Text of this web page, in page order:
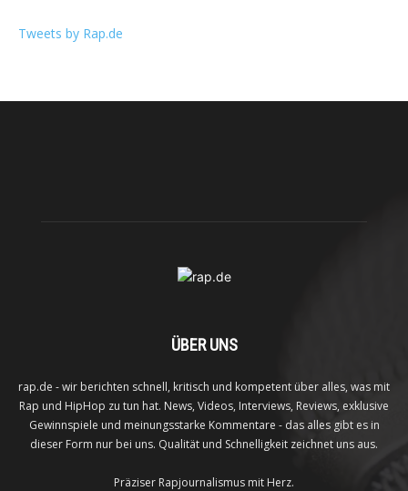
Tweets by Rap.de
ÜBER UNS
rap.de - wir berichten schnell, kritisch und kompetent über alles, was mit
Rap und HipHop zu tun hat. News, Videos, Interviews, Reviews, exklusive
Gewinnspiele und meinungsstarke Kommentare - das alles gibt es in
dieser Form nur bei uns. Qualität und Schnelligkeit zeichnet uns aus.
Präziser Rapjournalismus mit Herz.